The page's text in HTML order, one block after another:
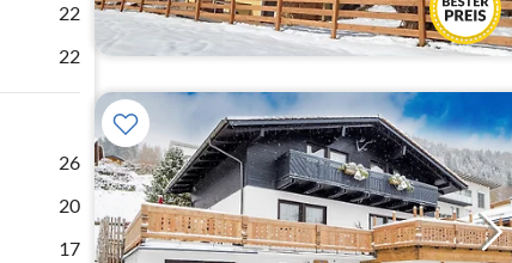
22
22
26
20
17